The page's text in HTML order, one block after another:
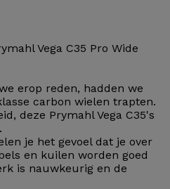
Vega C35 Pro Wide
erop reden, hadden we
carbon wielen trapten.
deze Prymahl Vega C35's
je het gevoel dat je over
en kuilen worden goed
is nauwkeurig en de